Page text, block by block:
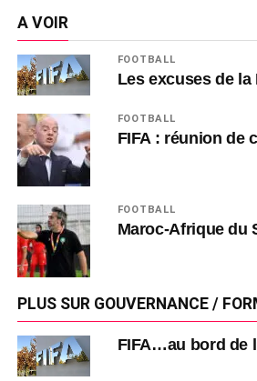
A VOIR
FOOTBALL
Les excuses de la
FOOTBALL
FIFA : réunion de
FOOTBALL
Maroc-Afrique du
PLUS SUR GOUVERNANCE /
FIFA…au bord de